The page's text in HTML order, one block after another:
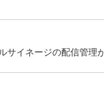
サイネージの配信管